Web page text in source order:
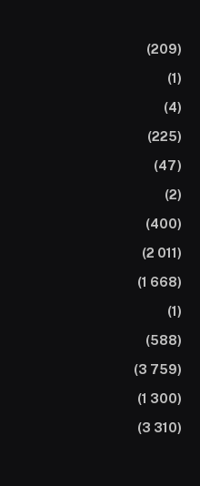
(209)
(1)
(4)
(225)
(47)
(2)
(400)
(2 011)
(1 668)
(1)
(588)
(3 759)
(1 300)
(3 310)